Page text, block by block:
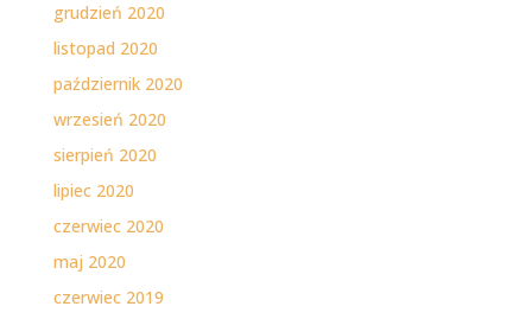
grudzień 2020
listopad 2020
październik 2020
wrzesień 2020
sierpień 2020
lipiec 2020
czerwiec 2020
maj 2020
czerwiec 2019